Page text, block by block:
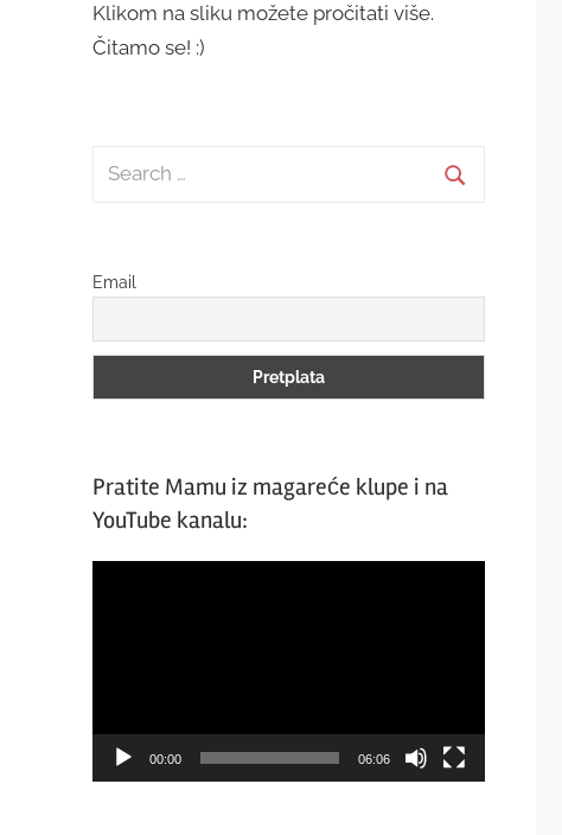
Klikom na sliku možete pročitati više.
Čitamo se! :)
Search
Email
Pratite Mamu iz magareće klupe i na
YouTube kanalu:
00:00 06:06